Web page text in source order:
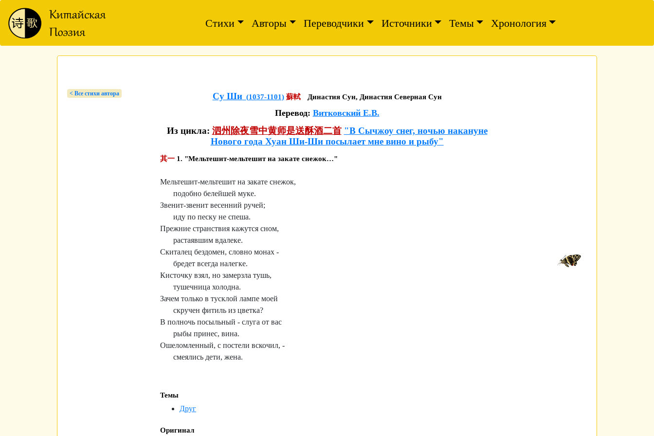
Стихи Авторы Переводчики Источники Темы Хронология
< Bсе стихи автора Су Ши (1037-1101) 蘇軾 Династия Сун, Династия Северная Сун
Перевод: Витковский Е.В.
Из цикла: 泗州除夜雪中黄师是送酥酒二首 "В Сычжоу снег, ночью накануне
Нового года Хуан Ши-Ши посылает мне вино и рыбу"
其一 1. "Мельтешит-мельтешит на закате снежок…"
Мельтешит-мельтешит на закате снежок,
подобно белейшей муке.
Звенит-звенит весенний ручей;
иду по песку не спеша.
Прежние странствия кажутся сном,
растаявшим вдалеке.
Скиталец бездомен, словно монах -
бредет всегда налегке.
Кисточку взял, но замерзла тушь,
тушечница холодна.
Зачем только в тусклой лампе моей
скручен фитиль из цветка?
В полночь посыльный - слуга от вас
рыбы принес, вина.
Ошеломленный, с постели вскочил, -
смеялись дети, жена.
Темы
Друг
Оригинал